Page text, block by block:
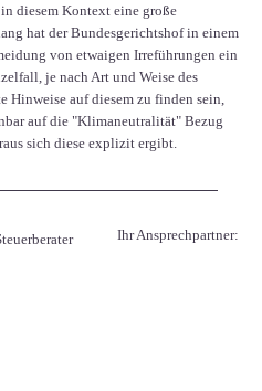
diesem Kontext eine große
hat der Bundesgerichtshof in einem
von etwaigen Irreführungen ein
je nach Art und Weise des
Hinweise auf diesem zu finden sein,
auf die "Klimaneutralität" Bezug
sich diese explizit ergibt.
Ihr Ansprechpartner: